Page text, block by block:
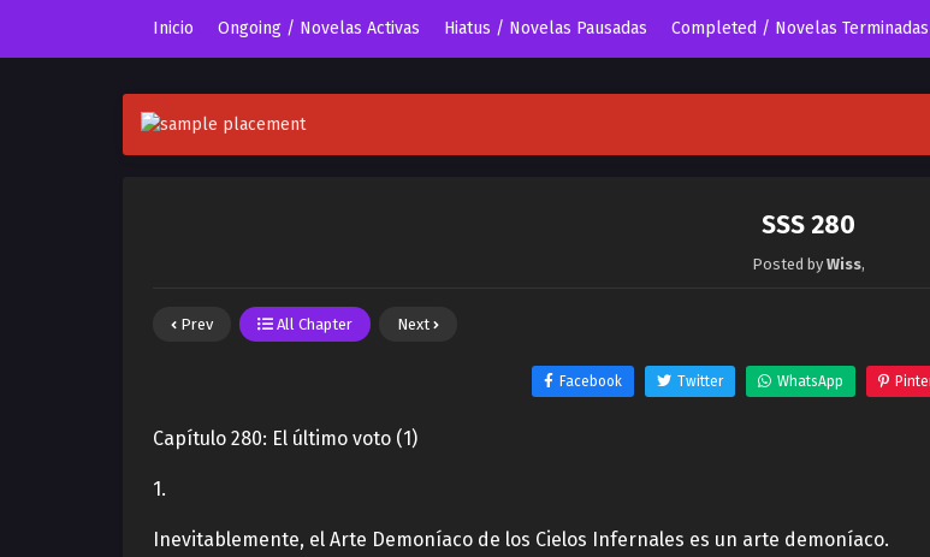
Inicio Ongoing / Novelas Activas Hiatus / Novelas Pausadas Completed / Novelas Terminadas
SSS 280
Posted by Wiss,
Prev All Chapter Next
Facebook Twitter WhatsApp
Capítulo 280: El último voto (1)
1.
Inevitablemente, el Arte Demoníaco de los Cielos Infernales es un arte demoníaco.